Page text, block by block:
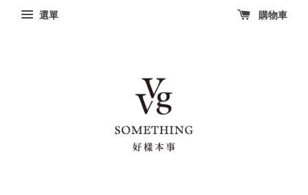
選單 購物車